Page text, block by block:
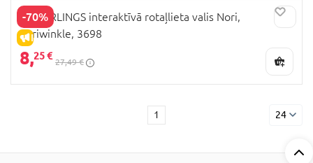
-70%
IZPĀRDOŠANA
FINGERLINGS interaktīvā rotaļlieta valis Nori,
periwinkle, 3698
8,25 €
27,49 €
1 24